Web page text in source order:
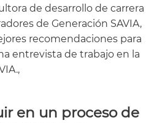
de desarrollo de carrera
de Generación SAVIA,
recomendaciones para
entrevista de trabajo en la
en un proceso de